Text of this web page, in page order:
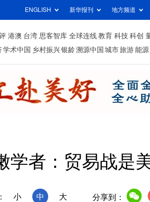
ENGLISH 新华报刊 地方频道
港澳 台湾 思客智库 全球连线 教育 科技 科创
学术中国 乡村振兴银龄溯源中国 城市旅游 能源
学者：贸易战是
小 中 大 分享到：